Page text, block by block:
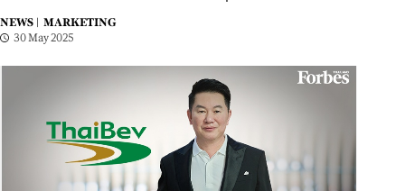
NEWS |
MARKETING
30 May 2025